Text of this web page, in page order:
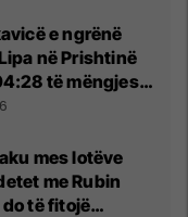
e ngrënë
në Prishtinë
të mëngjesit
digjitale serbe
mes lotëve
me Rubin
të fitojë